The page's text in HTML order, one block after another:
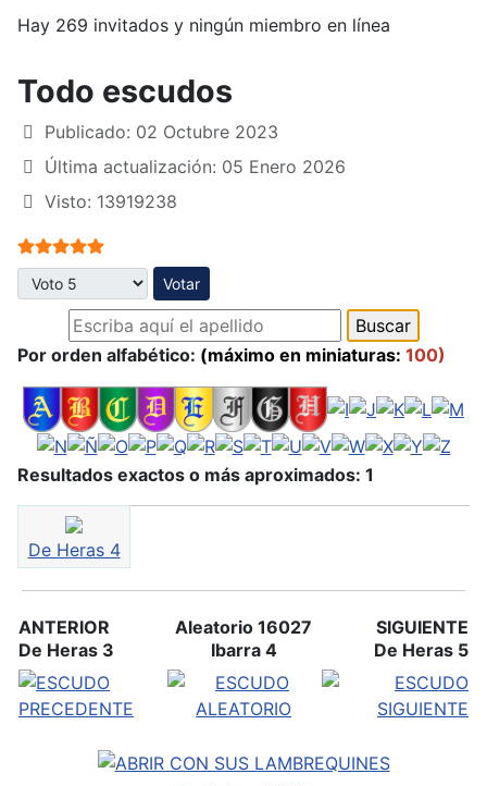
Hay 269 invitados y ningún miembro en línea
Todo escudos
Publicado: 02 Octubre 2023
Última actualización: 05 Enero 2026
Visto: 13919238
Ratio:5/5
Por favor, vote
Por orden alfabético: (máximo en miniaturas: 100)
Resultados exactos o más aproximados: 1
De Heras 4
ANTERIOR
De Heras 3
Aleatorio 16027
Ibarra 4
SIGUIENTE
De Heras 5